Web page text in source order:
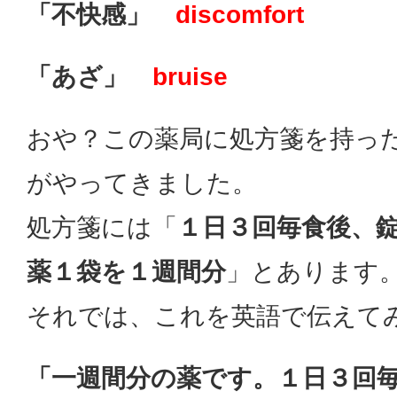
「不快感」 discomfort
「あざ」 bruise
おや？この薬局に処方箋を持っ
がやってきました。
処方箋には「 １日３回毎食後、
薬１袋を１週間分」とあります
それでは、これを英語で伝えて
「一週間分の薬です。１日３回